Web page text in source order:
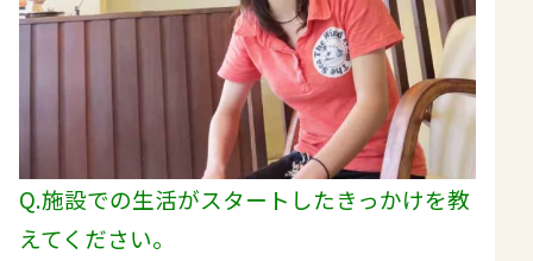
Q.施設での生活がスタートしたきっかけを教
えてください。